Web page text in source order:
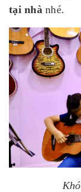
tại nhà nhé.